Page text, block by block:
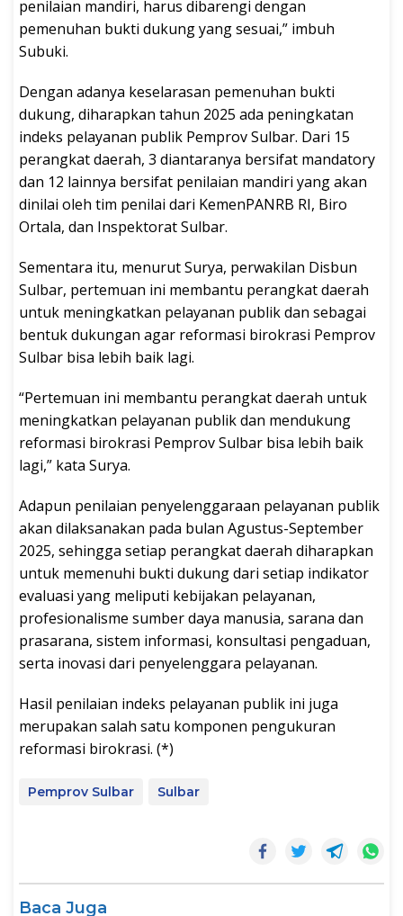
penilaian mandiri, harus dibarengi dengan
pemenuhan bukti dukung yang sesuai,” imbuh
Subuki.
Dengan adanya keselarasan pemenuhan bukti
dukung, diharapkan tahun 2025 ada peningkatan
indeks pelayanan publik Pemprov Sulbar. Dari 15
perangkat daerah, 3 diantaranya bersifat mandatory
dan 12 lainnya bersifat penilaian mandiri yang akan
dinilai oleh tim penilai dari KemenPANRB RI, Biro
Ortala, dan Inspektorat Sulbar.
Sementara itu, menurut Surya, perwakilan Disbun
Sulbar, pertemuan ini membantu perangkat daerah
untuk meningkatkan pelayanan publik dan sebagai
bentuk dukungan agar reformasi birokrasi Pemprov
Sulbar bisa lebih baik lagi.
“Pertemuan ini membantu perangkat daerah untuk
meningkatkan pelayanan publik dan mendukung
reformasi birokrasi Pemprov Sulbar bisa lebih baik
lagi,” kata Surya.
Adapun penilaian penyelenggaraan pelayanan publik
akan dilaksanakan pada bulan Agustus-September
2025, sehingga setiap perangkat daerah diharapkan
untuk memenuhi bukti dukung dari setiap indikator
evaluasi yang meliputi kebijakan pelayanan,
profesionalisme sumber daya manusia, sarana dan
prasarana, sistem informasi, konsultasi pengaduan,
serta inovasi dari penyelenggara pelayanan.
Hasil penilaian indeks pelayanan publik ini juga
merupakan salah satu komponen pengukuran
reformasi birokrasi. (*)
Pemprov Sulbar Sulbar
Baca Juga